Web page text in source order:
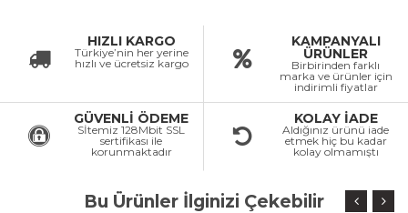
HIZLI KARGO
Türkiye’nin her yerine
hızlı ve ücretsiz kargo
KAMPANYALI
ÜRÜNLER
Birbirinden farklı
marka ve ürünler için
indirimli fiyatlar
GÜVENLİ ÖDEME
Sİtemiz 128Mbit SSL
sertifikası ile
korunmaktadır
KOLAY İADE
Aldığınız ürünü iade
etmek hiç bu kadar
kolay olmamıştı
Bu Ürünler İlginizi Çekebilir